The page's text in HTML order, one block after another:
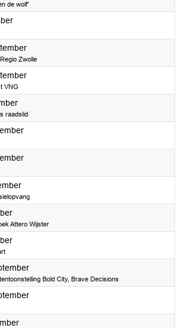
de wolf'
2026
2026
Zwolle
2026
VNG
2026
raadslid
2026
2026
2026
2026
Attero Wijster
2026
2026
Bold City, Brave Decisions
2026
2026